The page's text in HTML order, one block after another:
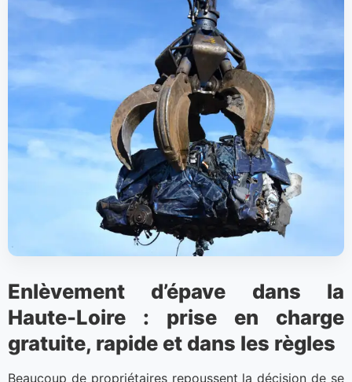
Enlèvement d’épave dans la
Haute-Loire : prise en charge
gratuite, rapide et dans les règles
Beaucoup de propriétaires repoussent la décision de se